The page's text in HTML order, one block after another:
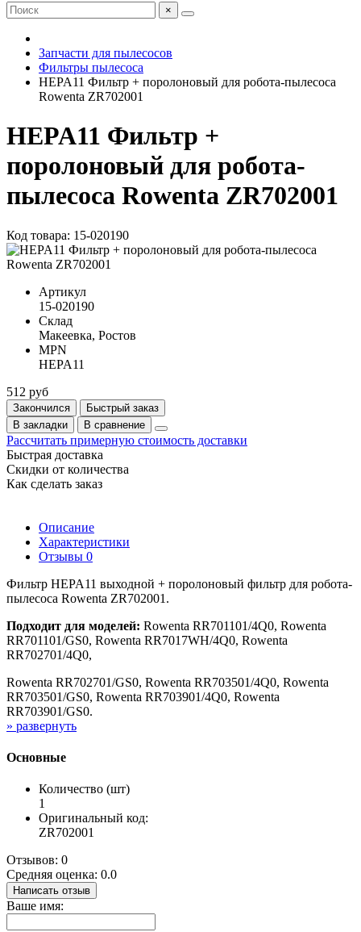
×
Запчасти для пылесосов
Фильтры пылесоса
HEPA11 Фильтр + поролоновый для робота-пылесоса
Rowenta ZR702001
HEPA11 Фильтр +
поролоновый для робота-
пылесоса Rowenta ZR702001
Код товара: 15-020190
Артикул
15-020190
Склад
Макеевка, Ростов
MPN
HEPA11
512 руб
Закончился
Быстрый заказ
В закладки
В сравнение
Рассчитать примерную стоимость доставки
Быстрая доставка
Скидки от количества
Как сделать заказ
Описание
Характеристики
Отзывы 0
Фильтр HEPA11 выходной + поролоновый фильтр для робота-
пылесоса Rowenta ZR702001.
Подходит для моделей: Rowenta RR701101/4Q0, Rowenta
RR701101/GS0, Rowenta RR7017WH/4Q0, Rowenta
RR702701/4Q0,
Rowenta RR702701/GS0, Rowenta RR703501/4Q0, Rowenta
RR703501/GS0, Rowenta RR703901/4Q0, Rowenta
RR703901/GS0.
» развернуть
Основные
Количество (шт)
1
Оригинальный код:
ZR702001
Отзывов: 0
Средняя оценка: 0.0
Написать отзыв
Ваше имя: